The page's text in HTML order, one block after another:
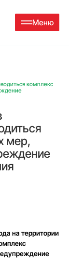
Меню
комплекс
мер,
на территории